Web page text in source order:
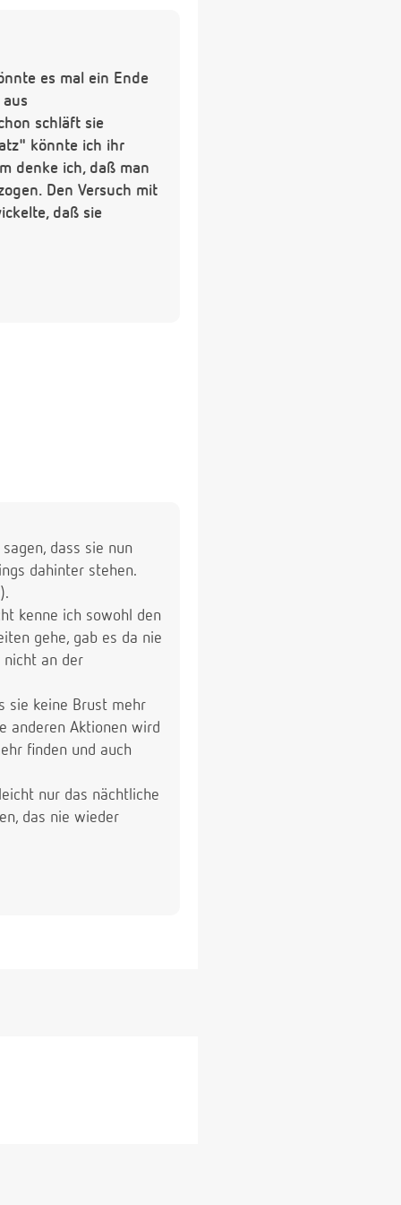
es mal ein Ende
schläft sie
könnte ich ihr
denke ich, daß man
Den Versuch mit
daß sie
dass sie nun
dahinter stehen.
kenne ich sowohl den
gehe, gab es da nie
nicht an der
sie keine Brust mehr
anderen Aktionen wird
finden und auch
nur das nächtliche
das nie wieder